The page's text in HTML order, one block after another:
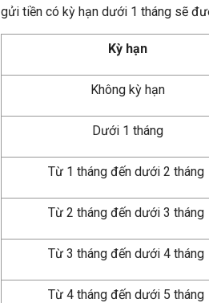
gửi tiền có kỳ hạn dưới 1 tháng sẽ
Kỳ hạn
Không kỳ hạn
Dưới 1 tháng
Từ 1 tháng đến dưới 2 tháng
Từ 2 tháng đến dưới 3 tháng
Từ 3 tháng đến dưới 4 tháng
Từ 4 tháng đến dưới 5 tháng